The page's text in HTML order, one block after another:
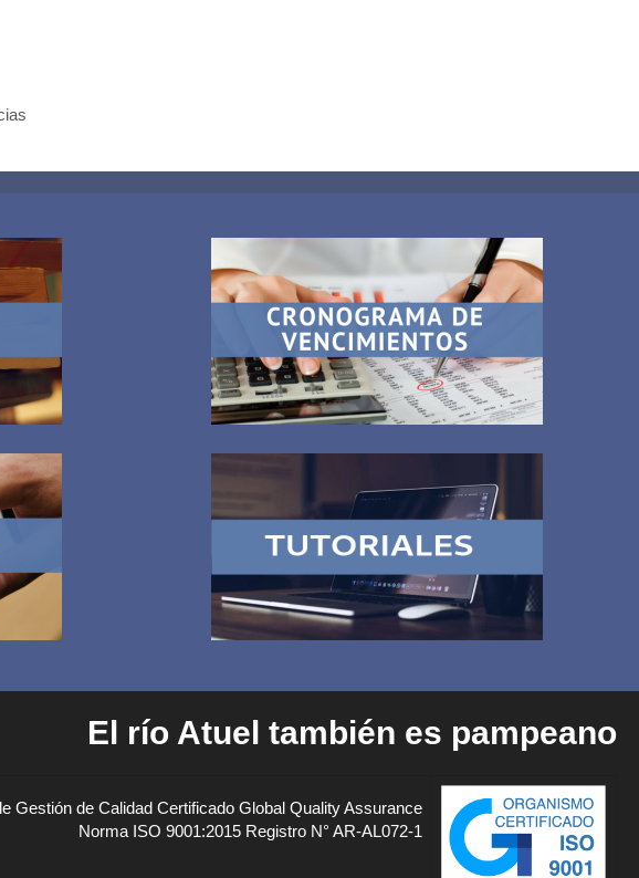
El río Atuel también es pampeano
Gestión de Calidad Certificado Global Quality Assurance
Norma ISO 9001:2015 Registro N° AR-AL072-1